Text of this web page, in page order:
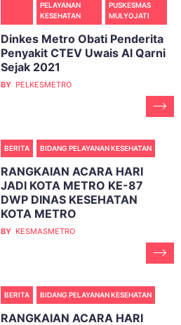
PELAYANAN
KESEHATAN
PUSKESMAS
MULYOJATI
Dinkes Metro Obati Penderita
Penyakit CTEV Uwais Al Qarni
Sejak 2021
BY PELKESMETRO
BERITA BIDANG PELAYANAN KESEHATAN
RANGKAIAN ACARA HARI
JADI KOTA METRO KE-87
DWP DINAS KESEHATAN
KOTA METRO
BY KESMASMETRO
BERITA BIDANG PELAYANAN KESEHATAN
RANGKAIAN ACARA HARI